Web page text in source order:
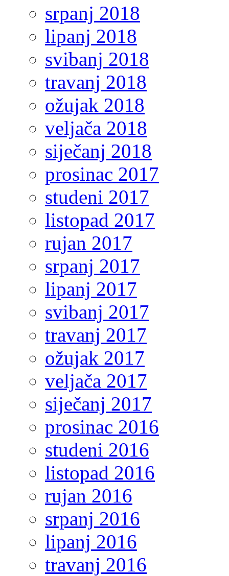
srpanj 2018
lipanj 2018
svibanj 2018
travanj 2018
ožujak 2018
veljača 2018
siječanj 2018
prosinac 2017
studeni 2017
listopad 2017
rujan 2017
srpanj 2017
lipanj 2017
svibanj 2017
travanj 2017
ožujak 2017
veljača 2017
siječanj 2017
prosinac 2016
studeni 2016
listopad 2016
rujan 2016
srpanj 2016
lipanj 2016
travanj 2016